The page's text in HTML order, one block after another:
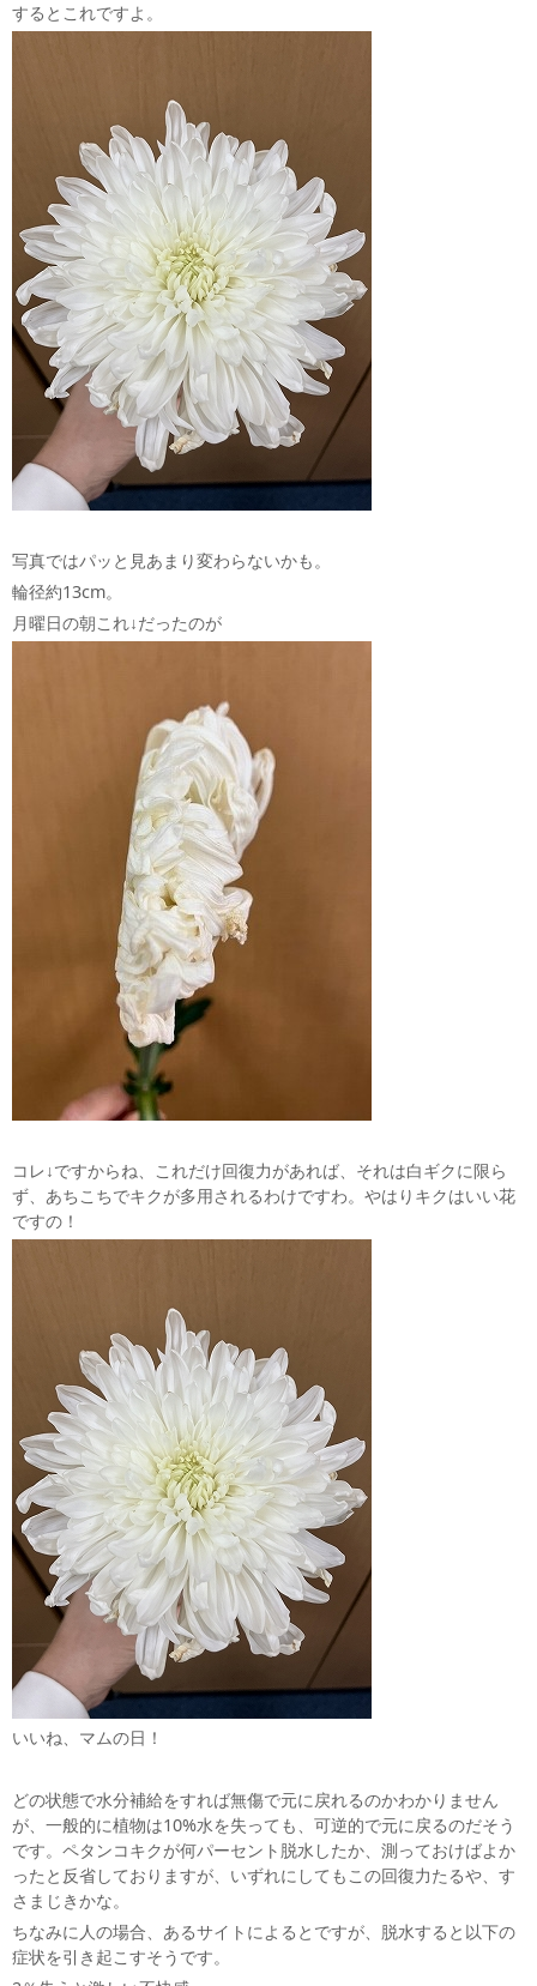
するとこれですよ。
写真ではパッと見あまり変わらないかも。
輪径約13cm。
月曜日の朝これ↓だったのが
コレ↓ですからね、これだけ回復力があれば、それは白ギクに限ら
ず、あちこちでキクが多用されるわけですわ。やはりキクはいい花
ですの！
いいね、マムの日！
どの状態で水分補給をすれば無傷で元に戻れるのかわかりません
が、一般的に植物は10%水を失っても、可逆的で元に戻るのだそう
です。ペタンコキクが何パーセント脱水したか、測っておけばよか
ったと反省しておりますが、いずれにしてもこの回復力たるや、す
さまじきかな。
ちなみに人の場合、あるサイトによるとですが、脱水すると以下の
症状を引き起こすそうです。